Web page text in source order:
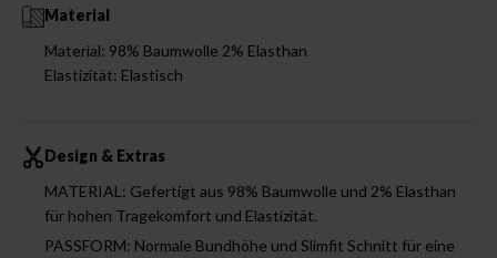
Material
Material: 98% Baumwolle 2% Elasthan
Elastizität: Elastisch
Design & Extras
MATERIAL: Gefertigt aus 98% Baumwolle und 2% Elasthan
für hohen Tragekomfort und Elastizität.
PASSFORM: Normale Bundhöhe und Slimfit Schnitt für eine